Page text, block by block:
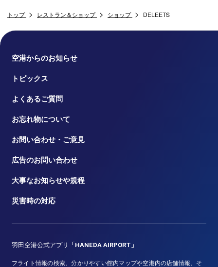
トップ レストラン＆ショップ ショップ DELEETS
空港からのお知らせ
トピックス
よくあるご質問
お忘れ物について
お問い合わせ・ご意見
広告のお問い合わせ
大事なお知らせや規程
災害時の対応
羽田空港公式アプリ 「HANEDA AIRPORT」
フライト情報の検索、分かりやすい館内マップや空港内の店舗情報、そ